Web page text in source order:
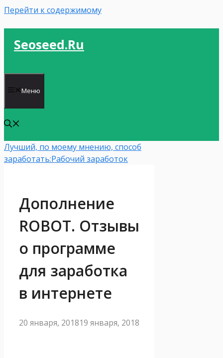
Перейти к содержимому
Seoseed.ru
Меню
Лучший, по моему мнению, способ
заработать:Рабочий заработок
Дополнение
ROBOT. Отзывы
о программе
для заработка
в интернете
20 января, 201819 января, 2018